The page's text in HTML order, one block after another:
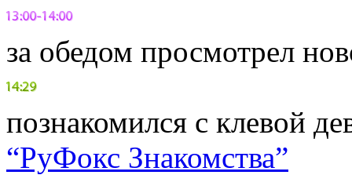
за обедом просмотрел
познакомился с клевой
“РуФокс Знакомства”